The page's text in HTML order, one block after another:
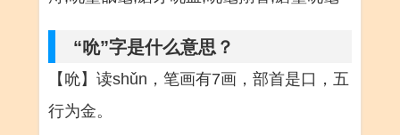
“吮”字是什么意思？
【吮】读shǔn，笔画有7画，部首是口，五
行为金。